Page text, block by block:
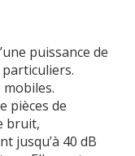
puissance de
pièces de
bruit,
jusqu’à 40 dB